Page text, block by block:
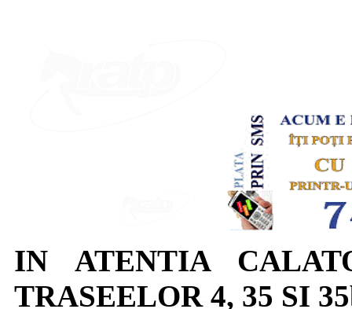
IN ATENTIA
TRASEELOR 4, 35 SI